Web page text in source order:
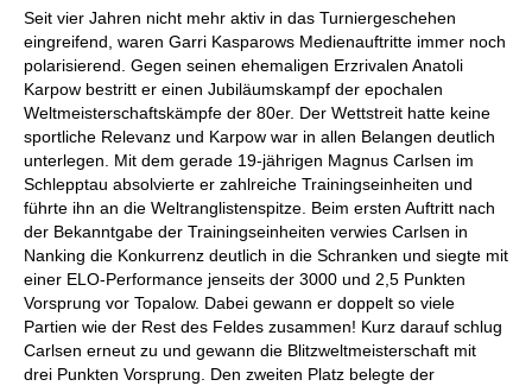
Seit vier Jahren nicht mehr aktiv in das Turniergeschehen
eingreifend, waren Garri Kasparows Medienauftritte immer noch
polarisierend. Gegen seinen ehemaligen Erzrivalen Anatoli
Karpow bestritt er einen Jubiläumskampf der epochalen
Weltmeisterschaftskämpfe der 80er. Der Wettstreit hatte keine
sportliche Relevanz und Karpow war in allen Belangen deutlich
unterlegen. Mit dem gerade 19-jährigen Magnus Carlsen im
Schlepptau absolvierte er zahlreiche Trainingseinheiten und
führte ihn an die Weltranglistenspitze. Beim ersten Auftritt nach
der Bekanntgabe der Trainingseinheiten verwies Carlsen in
Nanking die Konkurrenz deutlich in die Schranken und siegte mit
einer ELO-Performance jenseits der 3000 und 2,5 Punkten
Vorsprung vor Topalow. Dabei gewann er doppelt so viele
Partien wie der Rest des Feldes zusammen! Kurz darauf schlug
Carlsen erneut zu und gewann die Blitzweltmeisterschaft mit
drei Punkten Vorsprung. Den zweiten Platz belegte der